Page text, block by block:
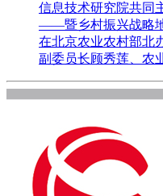
信息技术研究院共同
——暨乡村振兴战略
在北京农业农村部北
副委员长顾秀莲、农